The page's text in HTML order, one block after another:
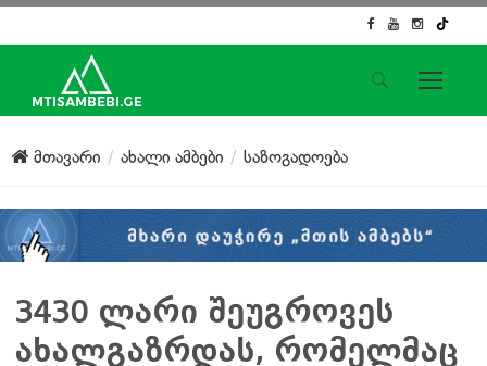
საიტის მენიუ
მთავარი
ქართული საქმე
კონტაქტი
მთავარი ახალი ამბები საზოგადოება
3430 ლარი შეუგროვეს
ახალგაზრდას, რომელმაც